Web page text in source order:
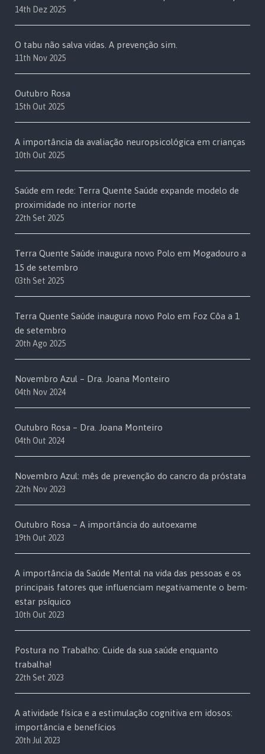
14th Dez 2025
O tabu não salva vidas. A prevenção sim.
11th Nov 2025
Outubro Rosa
15th Out 2025
A importância da avaliação neuropsicológica em crianças
10th Out 2025
Saúde em rede: Terra Quente Saúde expande modelo de
proximidade no interior norte
22th Set 2025
Terra Quente Saúde inaugura novo Polo em Mogadouro a
15 de setembro
03th Set 2025
Terra Quente Saúde inaugura novo Polo em Foz Côa a 1
de setembro
20th Ago 2025
Novembro Azul – Dra. Joana Monteiro
04th Nov 2024
Outubro Rosa – Dra. Joana Monteiro
04th Out 2024
Novembro Azul: mês de prevenção do cancro da próstata
22th Nov 2023
Outubro Rosa – A importância do autoexame
19th Out 2023
A importância da Saúde Mental na vida das pessoas e os
principais fatores que influenciam negativamente o bem-
estar psíquico
10th Out 2023
Postura no Trabalho: Cuide da sua saúde enquanto
trabalha!
22th Set 2023
A atividade física e a estimulação cognitiva em idosos:
importância e benefícios
20th Jul 2023